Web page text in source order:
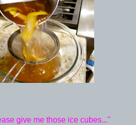
give me those ice cubes..."